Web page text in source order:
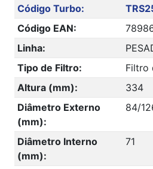
Código Turbo:
Código EAN:
Linha:
Tipo de Filtro:
Filtro
Altura (mm):
334
Diâmetro Externo
(mm):
84/
Diâmetro Interno
(mm):
71